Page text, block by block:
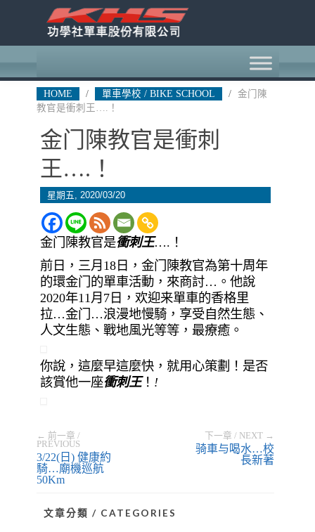
HOME / 單車學校 / BIKE SCHOOL /
金门陳
教官是衝刺王….！
金门陳教官是衝刺
王….！
星期五, 2020/03/20
金门陳教官是衝刺王….！
前日，三月18日，金门陳教官為第十周年
的環金门的單車活動，來商討…。他說
2020年11月7日，欢迎来單車的香格里
拉…金门…浪漫地慢騎，享受自然生態、
人文生態、戰地風光等等，最療癒。
你說，這麼早這麼快，就用心策劃！是否
該賞他一座衝刺王！ !
← 前一章 /
PREVIOUS
3/22(日) 健康約
騎…廟機巡航
50Km
下一章 / NEXT →
骑車与喝水…校
長新著
文章分類 / CATEGORIES